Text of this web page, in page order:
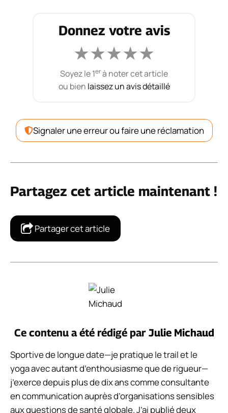
Donnez votre avis
★★★★★
Soyez le 1erà noter cet article
ou bien laissez un avis détaillé
Signaler une erreur ou faire une réclamation
Partagez cet article maintenant !
Partager cet article
Ce contenu a été rédigé par Julie Michaud
Sportive de longue date—je pratique le trail et le
yoga avec autant d’enthousiasme que de rigueur—
j’exerce depuis plus de dix ans comme consultante
en communication auprès d’organisations sensibles
aux questions de santé globale. J’ai publié deux